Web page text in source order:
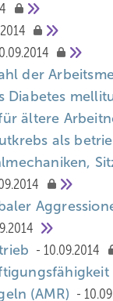
der
Diabetes
ältere
als
10.09.2014
(AMR)